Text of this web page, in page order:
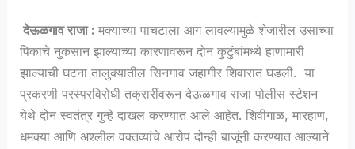
देऊळगाव राजा : मक्याच्या पाचटाला आग लावल्यामुळे शेजारील उसाच्या
पिकाचे नुकसान झाल्याच्या कारणावरून दोन कुटुंबांमध्ये हाणामारी
झाल्याची घटना तालुक्यातील सिनगाव जहागीर शिवारात घडली. या
प्रकरणी परस्परविरोधी तक्रारींवरून देऊळगाव राजा पोलीस स्टेशन
येथे दोन स्वतंत्र गुन्हे दाखल करण्यात आले आहेत. शिवीगाळ, मारहाण,
धमक्या आणि अश्लील वक्तव्यांचे आरोप दोन्ही बाजूंनी करण्यात आल्याने